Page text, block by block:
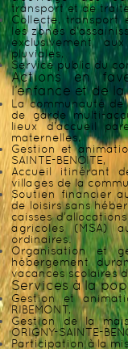
transport et de
Collecte, transport
les zones
exclusivement
pluviales,
Service public du
Actions en
l’enfance et de
La communauté
de garde multi-
lieux d’accueil
maternelles,
Gestion et
SAINTE-BENOITE,
Accueil itinérant
villages de la
Soutien financier
de loisirs sans
caisses
agricoles (MSA)
ordinaires.
Organisation et
hébergement
vacances scolaires
Services à la
Gestion et
RIBEMONT,
Gestion de la
ORIGNY-SAINTE-
Participation à la